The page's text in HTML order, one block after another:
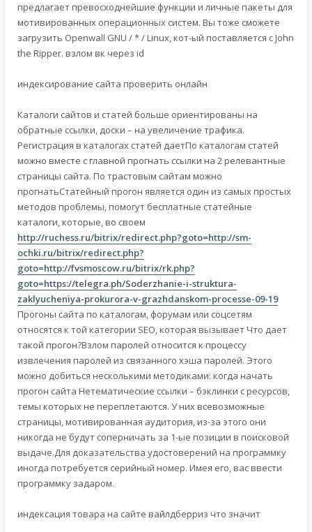
предлагает превосходнейшие функции и личные пакеты для
мотивированных операционных систем. Вы тоже сможете
загрузить Openwall GNU / * / Linux, кот-ый поставляется с John
the Ripper. взлом вк через id
индексирование сайта проверить онлайн
Каталоги сайтов и статей больше ориентированы на
обратные ссылки, доски – на увеличение трафика.
Регистрация в каталогах статей даетПо каталогам статей
можно вместе с главной прогнать ссылки на 2 релевантные
страницы сайта. По трастовым сайтам можно
прогнатьСтатейный прогон является один из самых простых
методов проблемы, помогут бесплатные статейные
каталоги, которые, во своем
http://ruchess.ru/bitrix/redirect.php?goto=http://sm-
ochki.ru/bitrix/redirect.php?
goto=http://fvsmoscow.ru/bitrix/rk.php?
goto=https://telegra.ph/Soderzhanie-i-struktura-
zaklyucheniya-prokurora-v-grazhdanskom-processe-09-19
Прогоны сайта по каталогам, форумам или соцсетям
относятся к той категории SEO, которая вызывает Что дает
такой прогон?Взлом паролей относится к процессу
извлечения паролей из связанного хэша паролей. Этого
можно добиться несколькими методиками: когда начать
прогон сайта Нетематические ссылки – бэклинки с ресурсов,
темы которых не переплетаются. У них всевозможные
страницы, мотивированная аудитория, из-за этого они
никогда не будут соперничать за 1-ые позиции в поисковой
выдаче.Для доказательства удостоверений на программку
иногда потребуется серийный номер. Имея его, вас ввести
программку задаром.
индексация товара на сайте вайлдберриз что значит